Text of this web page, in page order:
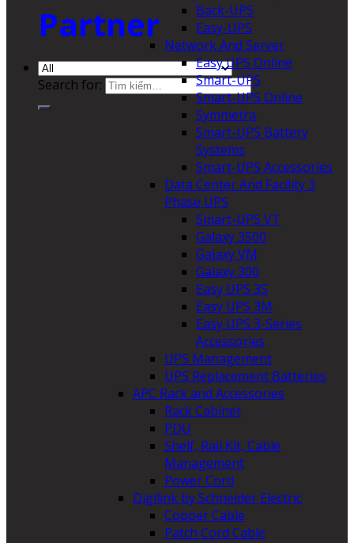
Partner
Search for:
Back-UPS
Easy-UPS
Network And Server
Easy UPS Online
Smart-UPS
Smart-UPS Online
Symmetra
Smart-UPS Battery
Systems
Smart-UPS Accessories
Data Center And Facility 3
Phase UPS
Smart-UPS VT
Galaxy 3500
Galaxy VM
Galaxy 300
Easy UPS 3S
Easy UPS 3M
Easy UPS 3-Series
Accessories
UPS Management
UPS Replacement Batteries
APC Rack and Accessories
Rack Cabinet
PDU
Shelf, Rail Kit, Cable
Management
Power Cord
Digilink by Schneider Electric
Copper Cable
Patch Cord Cable